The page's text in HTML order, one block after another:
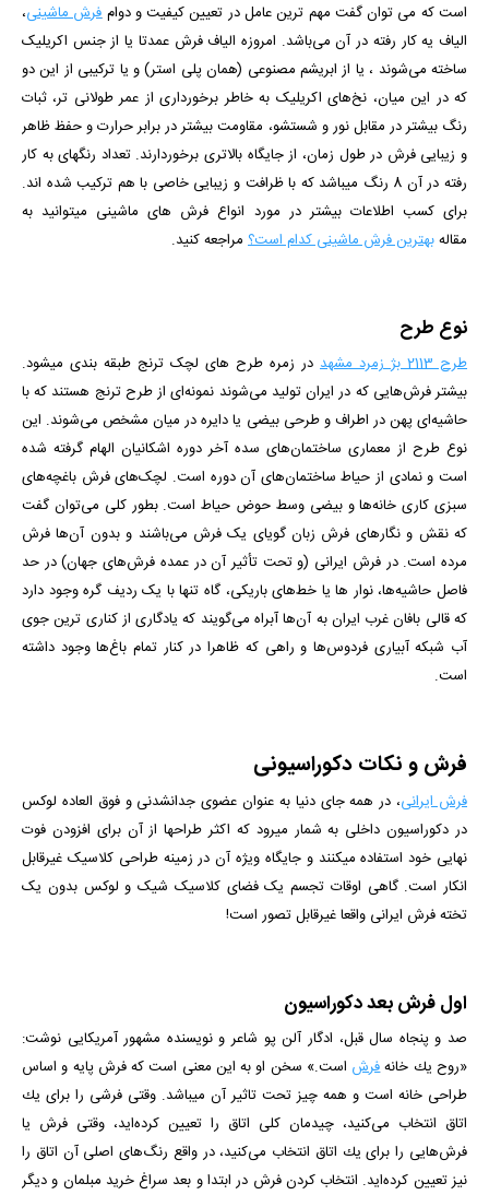
است که می توان گفت مهم ترین عامل در تعیین کیفیت و دوامفرش ماشینی،
الیاف یه کار رفته در آن می‌باشد. امروزه الیاف فرش عمدتا یا از جنس اکریلیک
ساخته می‌شوند ، یا از ابریشم مصنوعی (همان پلی استر) و یا ترکیبی از این دو
که در این میان، نخ‌های اکریلیک به خاطر برخورداری از عمر طولانی تر، ثبات
رنگ بیشتر در مقابل نور و شستشو، مقاومت بیشتر در برابر حرارت و حفظ ظاهر
و زیبایی فرش در طول زمان، از جایگاه بالاتری برخوردارند. تعداد رنگ­­های به کار
رفته در آن 8 رنگ می­باشد که با ظرافت و زیبایی خاصی با هم ترکیب شده­ اند.
برای کسب اطلاعات بیشتر در مورد انواع فرش های ماشینی میتوانید به
مقالهبهترین فرش ماشینی کدام است؟ مراجعه کنید.
نوع طرح
طرح 2113 بژ زمرد مشهد
در زمره طرح های لچک ترنج طبقه بندی می­شود.
بیشتر فرش‌هایی که در ایران تولید می‌شوند نمونه‌ای از طرح ترنج هستند که با
حاشیه‌ای پهن در اطراف و طرحی بیضی یا دایره در میان مشخص می‌شوند. این
نوع طرح از معماری ساختمان‌های سده آخر دوره اشکانیان الهام گرفته شده
است و نمادی از حیاط ساختمان‌های آن دوره است. لچک‌های فرش باغچه‌های
سبزی کاری خانه‌ها و بیضی وسط حوض حیاط است. بطور کلی می‌توان گفت
که نقش و نگارهای فرش زبان گویای یک فرش می‌باشند و بدون آن‌ها فرش
مرده است. در فرش ایرانی (و تحت تأثیر آن در عمده فرش‌های جهان) در حد
فاصل حاشیه‌ها، نوار ها یا خط‌های باریکی، ‌گاه تنها با یک ردیف گره وجود دارد
که قالی بافان غرب ایران به آن‌ها آبراه می‌گویند که یادگاری از کناری ترین جوی
آب شبکه‌ آبیاری فردوس‌ها و راهی که ظاهرا در کنار تمام باغ‌ها وجود داشته
است.
فرش و نکات دکوراسیونی
فرش ایرانی، در همه جای دنیا به عنوان عضوی جدانشدنی و فوق العاده لوکس
در دکوراسیون داخلی به شمار میرود که اکثر طراح­ها از آن برای افزودن فوت
نهایی خود استفاده می­کنند و جایگاه ویژه آن در زمینه طراحی کلاسیک غیرقابل
انکار است. گاهی اوقات تجسم یک فضای کلاسیک شیک و لوکس بدون یک
تخته فرش ایرانی واقعا غیرقابل تصور است!
اول فرش بعد دکوراسیون
صد و پنجاه سال قبل، ادگار آلن پو شاعر و نویسنده مشهور آمریکایی نوشت:
«روح یك خانهفرش است.» سخن او به این معنی است كه فرش پایه و اساس
طراحی خانه است و همه چیز تحت تاثیر آن می­باشد. وقتی فرشی را برای یك
اتاق انتخاب می‌كنید، چیدمان كلی اتاق را تعیین كرده‌اید، وقتی فرش یا
فرش‌هایی را برای یك اتاق انتخاب می‌كنید، در واقع رنگ‌های اصلی آن اتاق را
نیز تعیین كرده‌اید. انتخاب کردن فرش در ابتدا و بعد سراغ خرید مبلمان و دیگر